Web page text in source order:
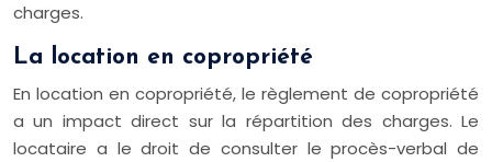
charges.
La location en copropriété
En location en copropriété, le règlement de copropriété
a un impact direct sur la répartition des charges. Le
locataire a le droit de consulter le procès-verbal de